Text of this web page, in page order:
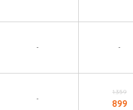
- -
-
1.359
899